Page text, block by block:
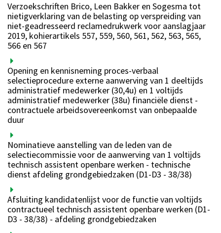
Verzoekschriften Brico, Leen Bakker en Sogesma tot
nietigverklaring van de belasting op verspreiding van
niet-geadresseerd reclamedrukwerk voor aanslagjaar
2019, kohierartikels 557, 559, 560, 561, 562, 563, 565,
566 en 567
Opening en kennisneming proces-verbaal
selectieprocedure externe aanwerving van 1 deeltijds
administratief medewerker (30,4u) en 1 voltijds
administratief medewerker (38u) financiële dienst -
contractuele arbeidsovereenkomst van onbepaalde
duur
Nominatieve aanstelling van de leden van de
selectiecommissie voor de aanwerving van 1 voltijds
technisch assistent openbare werken - technische
dienst afdeling grondgebiedzaken (D1-D3 - 38/38)
Afsluiting kandidatenlijst voor de functie van voltijds
contractueel technisch assistent openbare werken (D1-
D3 - 38/38) - afdeling grondgebiedzaken